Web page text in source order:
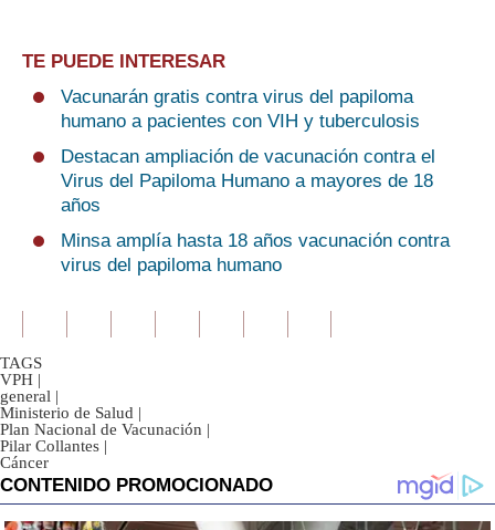
TE PUEDE INTERESAR
Vacunarán gratis contra virus del papiloma
humano a pacientes con VIH y tuberculosis
Destacan ampliación de vacunación contra el
Virus del Papiloma Humano a mayores de 18
años
Minsa amplía hasta 18 años vacunación contra
virus del papiloma humano
TAGS
VPH |
general |
Ministerio de Salud |
Plan Nacional de Vacunación |
Pilar Collantes |
Cáncer